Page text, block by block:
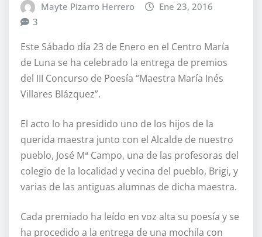
Mayte Pizarro Herrero
Ene 23, 2016
3
Este Sábado día 23 de Enero en el Centro María
de Luna se ha celebrado la entrega de premios
del III Concurso de Poesía “Maestra María Inés
Villares Blázquez”.
El acto lo ha presidido uno de los hijos de la
querida maestra junto con el Alcalde de nuestro
pueblo, José Mª Campo, una de las profesoras del
colegio de la localidad y vecina del pueblo, Brigi, y
varias de las antiguas alumnas de dicha maestra.
Cada premiado ha leído en voz alta su poesía y se
ha procedido a la entrega de una mochila con